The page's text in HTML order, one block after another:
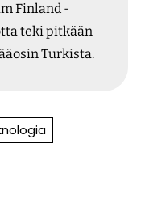
Finland -
teki pitkään
Turkista.